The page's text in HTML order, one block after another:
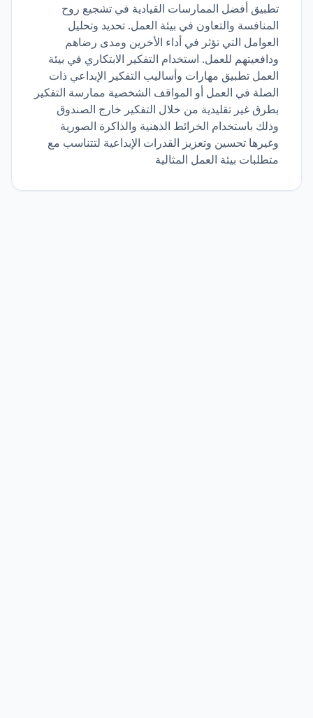
تطبيق أفضل الممارسات القيادية في تشجيع روح
المنافسة والتعاون في بيئة العمل. تحديد وتحليل
العوامل التي تؤثر في أداء الأخرين ومدى رضاهم
ودافعيتهم للعمل. استخدام التفكير الابتكاري في بيئة
العمل تطبيق مهارات وأساليب التفكير الإبداعي ذات
الصلة في العمل أو المواقف الشخصية ممارسة التفكير
بطرق غير تقليدية من خلال التفكير خارج الصندوق
وذلك باستخدام الخرائط الذهنية والذاكرة الصورية
وغيرها تحسين وتعزيز القدرات الإبداعية لتتناسب مع
متطلبات بيئة العمل المثالية